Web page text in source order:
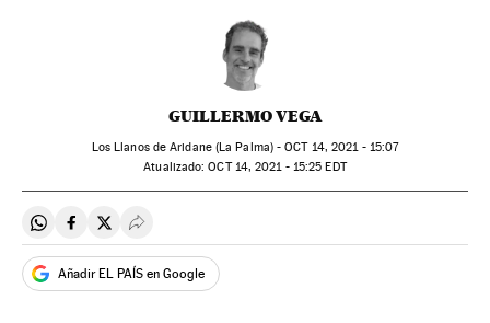
GUILLERMO VEGA
Los Llanos de Aridane (La Palma) -OCT14, 2021 - 15:07
atualizado: OCT14, 2021 - 15:25 EDT
Compartir en Whatsapp
Compartir en Facebook
Compartir en Twitter
Desplegar Redes Sociales
Añadir EL PAÍS en Google